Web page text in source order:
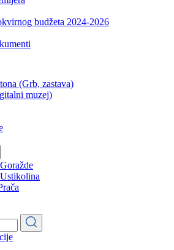
rada Vlade
budžeta 2024-2026
(Grb, zastava)
muzej)